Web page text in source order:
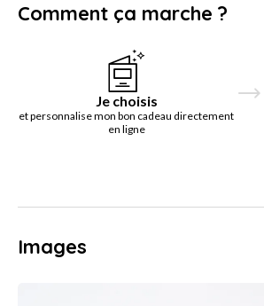
Comment ça marche ?
Je choisis
et personnalise mon bon cadeau directement
en ligne
Images